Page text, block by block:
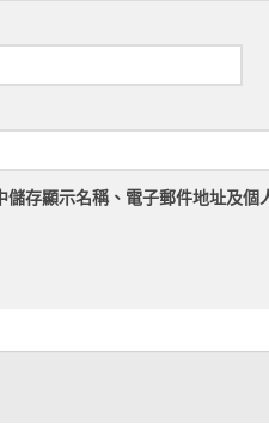
儲存顯示名稱、電子郵件地址及個